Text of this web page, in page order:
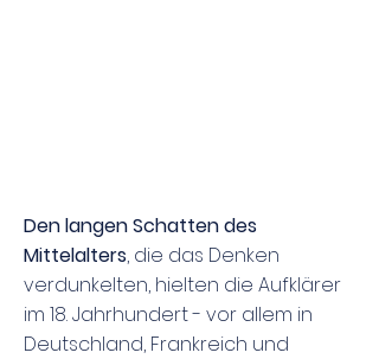
Den langen Schatten des
Mittelalters, die das Denken
verdunkelten, hielten die Aufklärer
im 18. Jahrhundert - vor allem in
Deutschland, Frankreich und